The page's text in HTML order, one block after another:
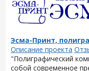
Эсма-Принт,
Описание проекта
"Полиграфический
собой современное